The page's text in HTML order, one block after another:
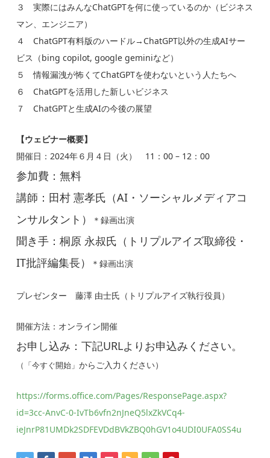
３ 実際にはみんなChatGPTを何に使っているのか（ビジネス
マン、エンジニア）
４ ChatGPT有料版のハードル→ChatGPT以外の生成AIサー
ビス（bing copilot, google geminiなど）
５ 情報漏洩が怖くてChatGPTを使わないという人たちへ
６ ChatGPTを活用した新しいビジネス
７ ChatGPTと生成AIの今後の展望
【ウェビナー概要】
開催日：2024年６月４日（火） 11：00 – 12：00
参加費：無料
講師：田村 憲孝氏（AI・ソーシャルメディアコ
ンサルタント）
＊録画出演
聞き手：桐原 永叔氏（トリプルアイズ取締役・
IT批評編集長）
＊録画出演
プレゼンター 藤澤 由士氏 （トリプルアイズ執行役員）
開催方法：オンライン開催
お申し込み：下記URLよりお申込みください。
（「今すぐ開始」からご入力ください）
https://forms.office.com/Pages/ResponsePage.aspx?
id=3cc-AnvC-0-IvTb6vfn2nJneQ5lxZkVCq4-
ieJnrP81UMDk2SDFEVDdBVkZBQ0hGV1o4UDI0UFA0SS4u